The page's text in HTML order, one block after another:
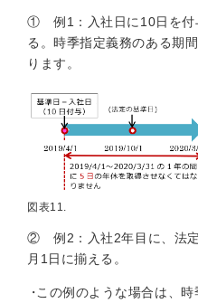
① 例1：入社日に10日を付
る。時季指定義務のある期
ります。
図表11.
② 例2：入社2年目に、法
月1日に揃える。
この例のような場合は、